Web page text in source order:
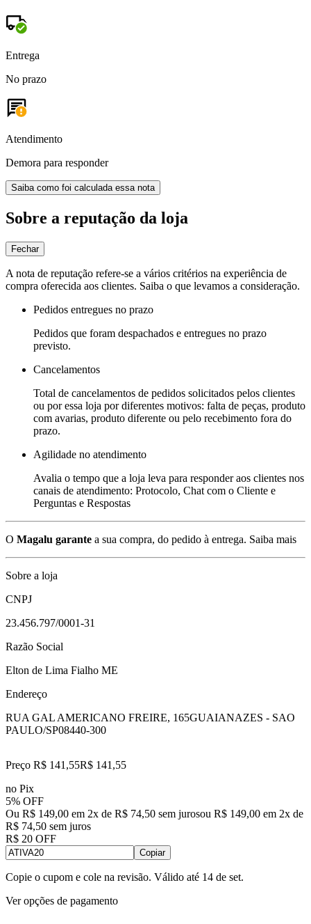
Entrega
No prazo
Atendimento
Demora para responder
Saiba como foi calculada essa nota
Sobre a reputação da loja
Fechar
A nota de reputação refere-se a vários critérios na experiência de
compra oferecida aos clientes. Saiba o que levamos a consideração.
Pedidos entregues no prazo
Pedidos que foram despachados e entregues no prazo
previsto.
Cancelamentos
Total de cancelamentos de pedidos solicitados pelos clientes
ou por essa loja por diferentes motivos: falta de peças, produto
com avarias, produto diferente ou pelo recebimento fora do
prazo.
Agilidade no atendimento
Avalia o tempo que a loja leva para responder aos clientes nos
canais de atendimento: Protocolo, Chat com o Cliente e
Perguntas e Respostas
O Magalu garante a sua compra, do pedido à entrega. Saiba mais
Sobre a loja
CNPJ
23.456.797/0001-31
Razão Social
Elton de Lima Fialho ME
Endereço
RUA GAL AMERICANO FREIRE, 165GUAIANAZES - SAO
PAULO/SP08440-300
Preço R$ 141,55R$ 141 ,55
no Pix
5% OFF
Ou R$ 149,00 em 2x de R$ 74,50 sem jurosou R$ 149,00 em 2x de
R$ 74,50 sem juros
R$ 20 OFF
Copiar
Copie o cupom e cole na revisão. Válido até 14 de set.
Ver opções de pagamento